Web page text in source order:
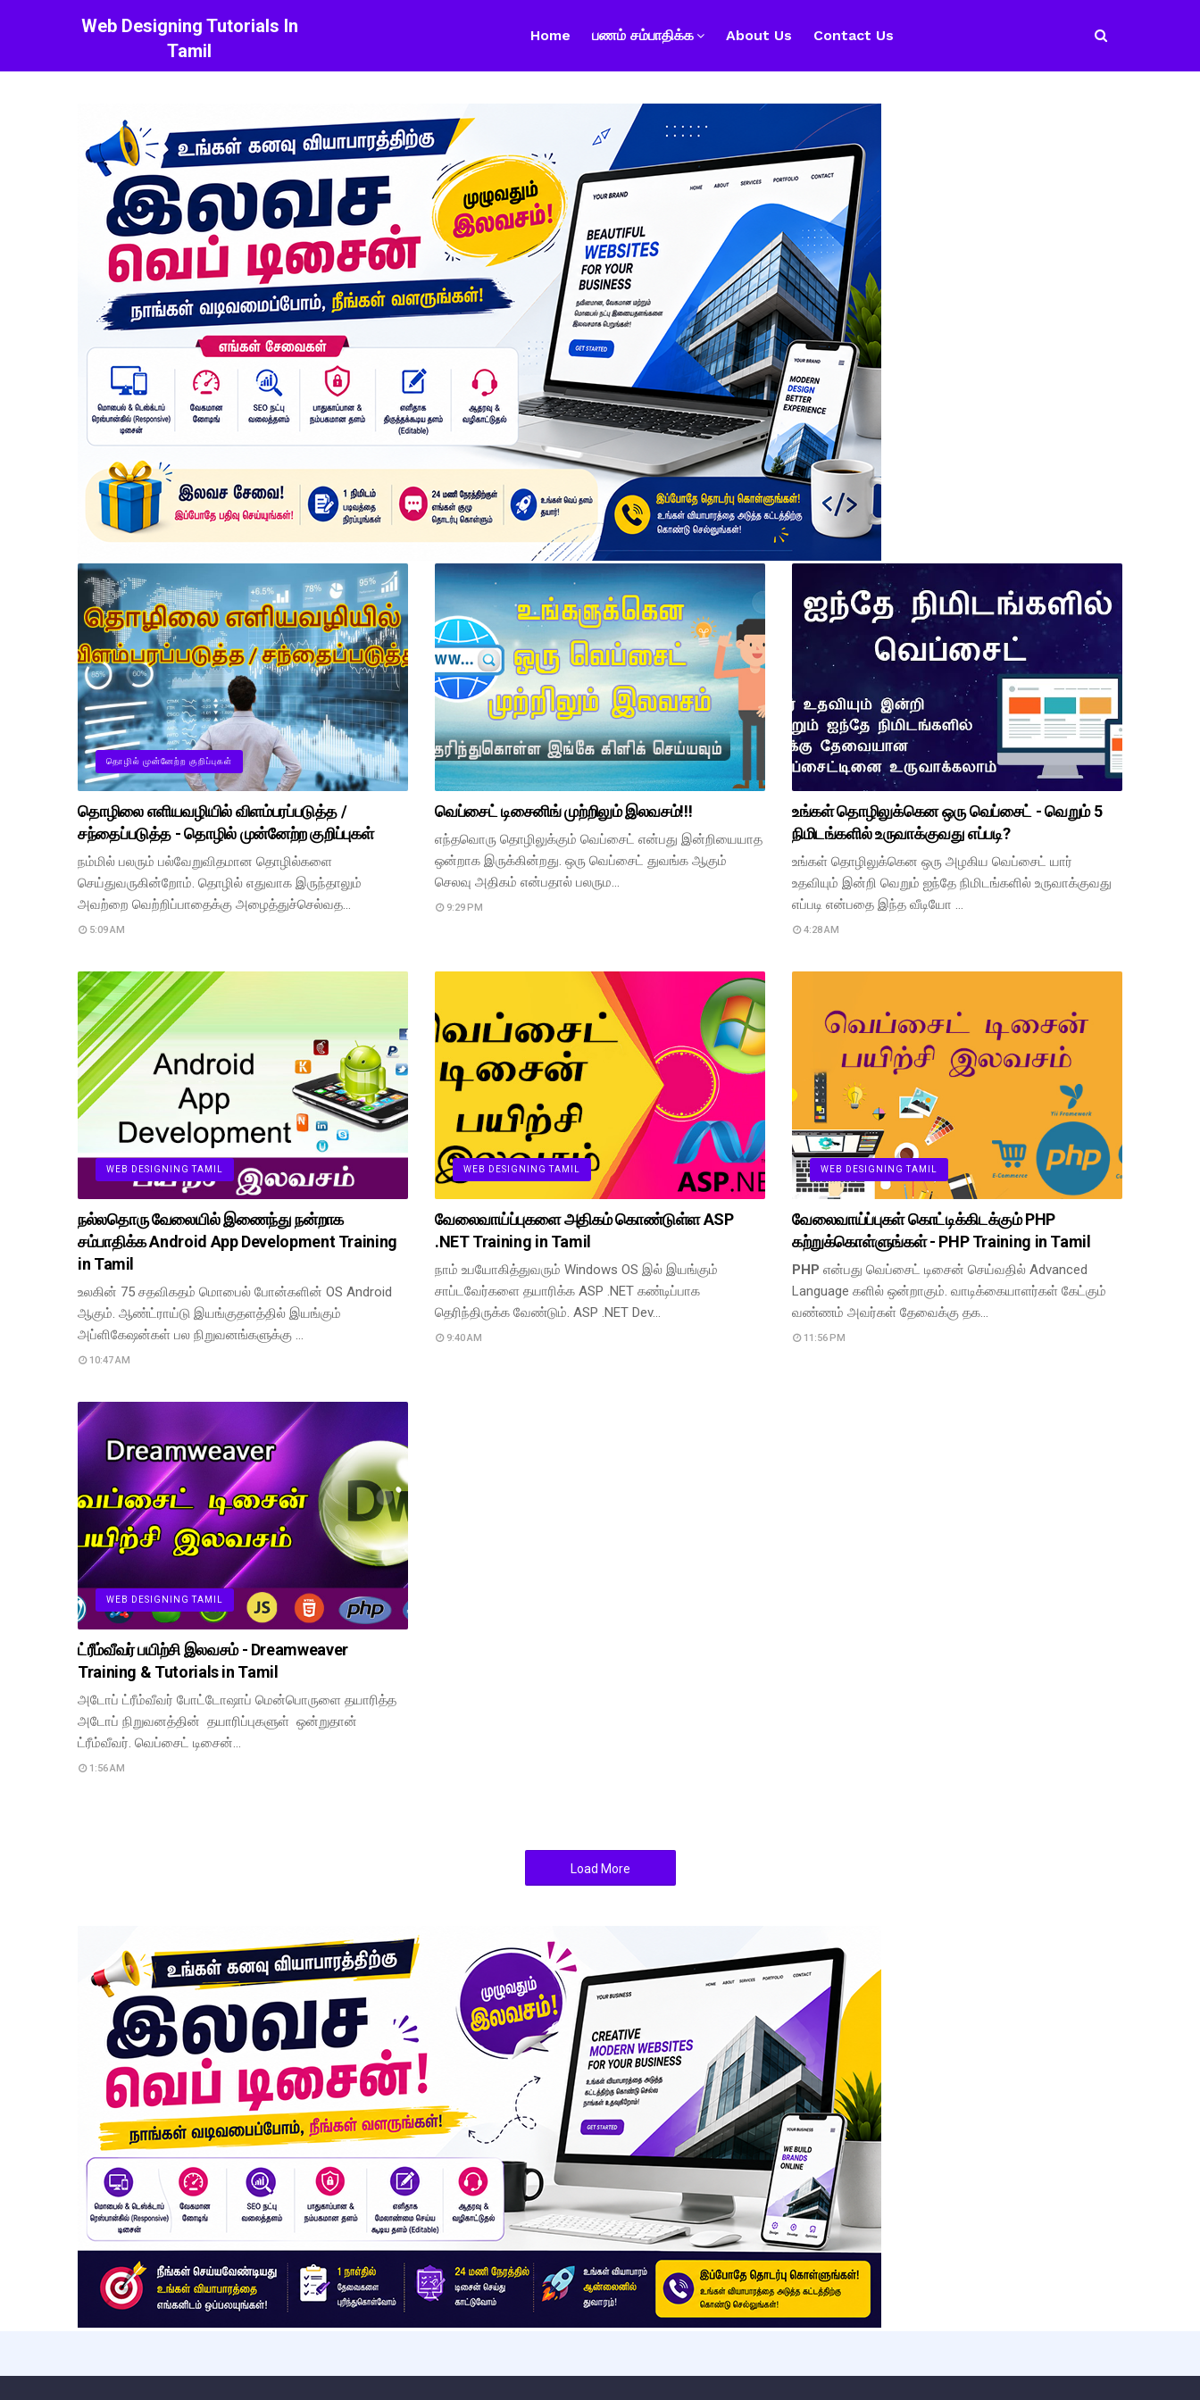
Web Designing Tutorials In
Tamil
Home பணம் சம்பாதிக்க About Us Contact Us
தொழில் முன்னேற்ற குறிப்புகள்
தொழிலை எளியவழியில் விளம்பரப்படுத்த /
சந்தைப்படுத்த - தொழில் முன்னேற்ற குறிப்புகள்
நம்மில் பலரும் பல்வேறுவிதமான தொழில்களை
செய்துவருகின்றோம். தொழில் எதுவாக இருந்தாலும்
அவற்றை வெற்றிப்பாதைக்கு அழைத்துச்செல்வத…
5:09 AM
வெப்சைட் டிசைனிங் முற்றிலும் இலவசம்!!!
எந்தவொரு தொழிலுக்கும் வெப்சைட் என்பது இன்றியையாத
ஒன்றாக இருக்கின்றது. ஒரு வெப்சைட் துவங்க ஆகும்
செலவு அதிகம் என்பதால் பலரும…
9:29 PM
உங்கள் தொழிலுக்கென ஒரு வெப்சைட் - வெறும் 5
நிமிடங்களில் உருவாக்குவது எப்படி?
உங்கள் தொழிலுக்கென ஒரு அழகிய வெப்சைட் யார்
உதவியும் இன்றி வெறும் ஐந்தே நிமிடங்களில் உருவாக்குவது
எப்படி என்பதை இந்த வீடியோ …
4:28 AM
WEB DESIGNING TAMIL
நல்லதொரு வேலையில் இணைந்து நன்றாக
சம்பாதிக்க Android App Development Training
in Tamil
உலகின் 75 சதவிகதம் மொபைல் போன்களின் OS Android
ஆகும். ஆண்ட்ராய்டு இயங்குதளத்தில் இயங்கும்
அப்ளிகேஷன்கள் பல நிறுவனங்களுக்கு …
10:47 AM
WEB DESIGNING TAMIL
வேலைவாய்ப்புகளை அதிகம் கொண்டுள்ள ASP
.NET Training in Tamil
நாம் உபயோகித்துவரும் Windows OS இல் இயங்கும்
சாப்டவேர்களை தயாரிக்க ASP .NET கண்டிப்பாக
தெரிந்திருக்க வேண்டும். ASP .NET Dev…
9:40 AM
WEB DESIGNING TAMIL
வேலைவாய்ப்புகள் கொட்டிக்கிடக்கும் PHP
கற்றுக்கொள்ளுங்கள் - PHP Training in Tamil
PHP என்பது வெப்சைட் டிசைன் செய்வதில் Advanced
Language களில் ஒன்றாகும். வாடிக்கையாளர்கள் கேட்கும்
வண்ணம் அவர்கள் தேவைக்கு தக…
11:56 PM
WEB DESIGNING TAMIL
ட்ரீம்வீவர் பயிற்சி இலவசம் - Dreamweaver
Training & Tutorials in Tamil
அடோப் ட்ரீம்வீவர் போட்டோஷாப் மென்பொருளை தயாரித்த
அடோப் நிறுவனத்தின் தயாரிப்புகளுள் ஒன்றுதான்
ட்ரீம்வீவர். வெப்சைட் டிசைன்…
1:56 AM
Load More